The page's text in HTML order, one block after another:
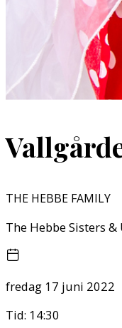
THE HEBBE FAMILY
The Hebbe Sisters
fredag 17 juni 2022
Tid: 14:30